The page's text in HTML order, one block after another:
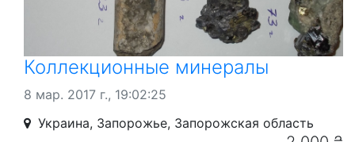
Коллекционные минералы
8 мар. 2017 г., 19:02:25
Украина, Запорожье, Запорожская область